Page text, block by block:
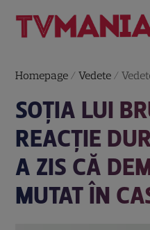
Homepage /Vedete /
SOȚIA LUI
REACȚIE
A ZIS CĂ
MUTAT ÎN